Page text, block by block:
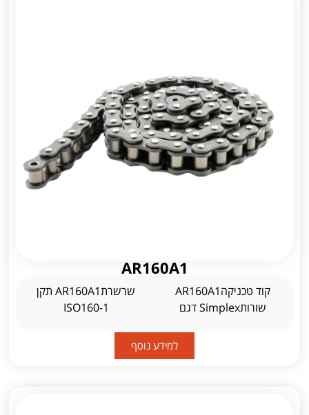
AR160A1
קוד טכניקהAR160A1
שורותSimplex דגם
שרשרתAR160A1 תקן
ISO160-1
למידע נוסף